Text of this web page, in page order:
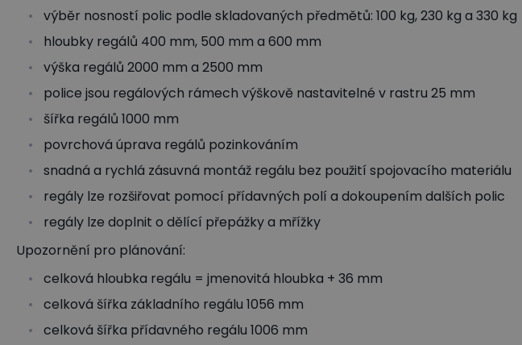
výběr nosností polic podle skladovaných předmětů: 100 kg, 230 kg a 330 kg
hloubky regálů 400 mm, 500 mm a 600 mm
výška regálů 2000 mm a 2500 mm
police jsou regálových rámech výškově nastavitelné v rastru 25 mm
šířka regálů 1000 mm
povrchová úprava regálů pozinkováním
snadná a rychlá zásuvná montáž regálu bez použití spojovacího materiálu
regály lze rozšiřovat pomocí přídavných polí a dokoupením dalších polic
regály lze doplnit o dělící přepážky a mřížky
Upozornění pro plánování:
celková hloubka regálu = jmenovitá hloubka + 36 mm
celková šířka základního regálu 1056 mm
celková šířka přídavného regálu 1006 mm